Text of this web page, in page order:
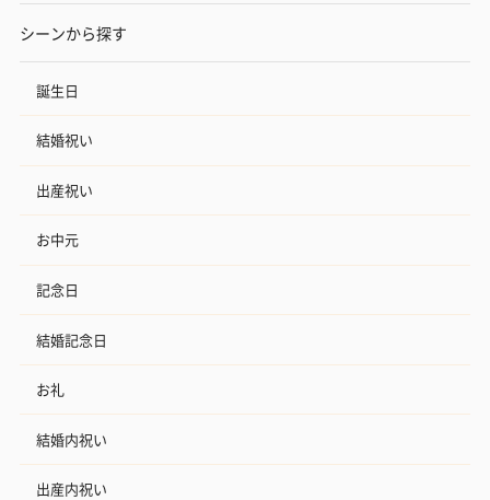
シーンから探す
誕生日
結婚祝い
出産祝い
お中元
記念日
結婚記念日
お礼
結婚内祝い
出産内祝い